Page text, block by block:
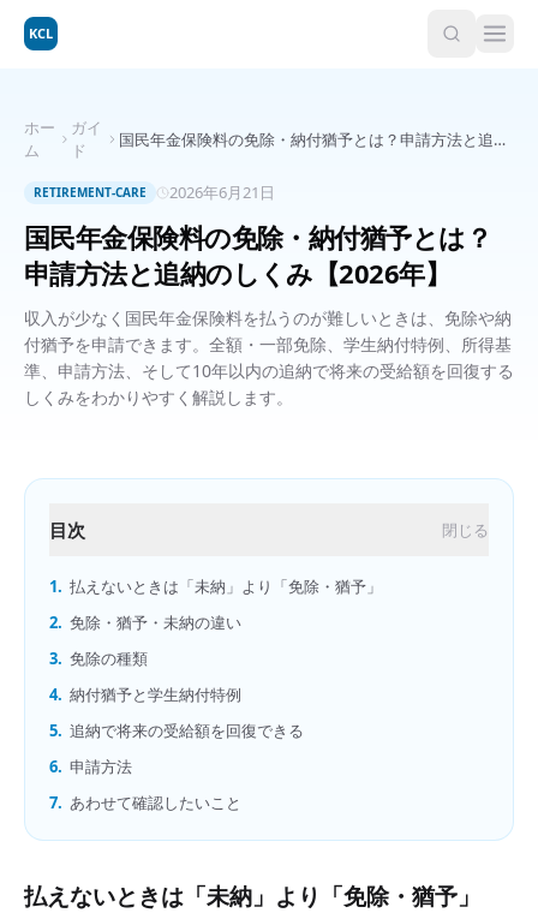
KCL
ホー
ム
ガイ
ド
国民年金保険料の免除・納付猶予とは？申請方法と追納
RETIREMENT-CARE 2026年6月21日
国民年金保険料の免除・納付猶予とは？
申請方法と追納のしくみ【2026年】
収入が少なく国民年金保険料を払うのが難しいときは、免除や納
付猶予を申請できます。全額・一部免除、学生納付特例、所得基
準、申請方法、そして10年以内の追納で将来の受給額を回復する
しくみをわかりやすく解説します。
目次 閉じる
1. 払えないときは「未納」より「免除・猶予」
2. 免除・猶予・未納の違い
3. 免除の種類
4. 納付猶予と学生納付特例
5. 追納で将来の受給額を回復できる
6. 申請方法
7. あわせて確認したいこと
払えないときは「未納」より「免除・猶予」